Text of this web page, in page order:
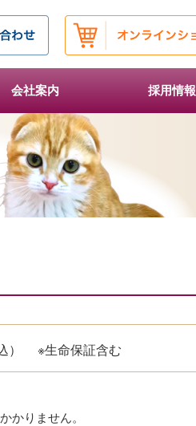
会社案内 採用情報
） ※生命保証含む
かりません。